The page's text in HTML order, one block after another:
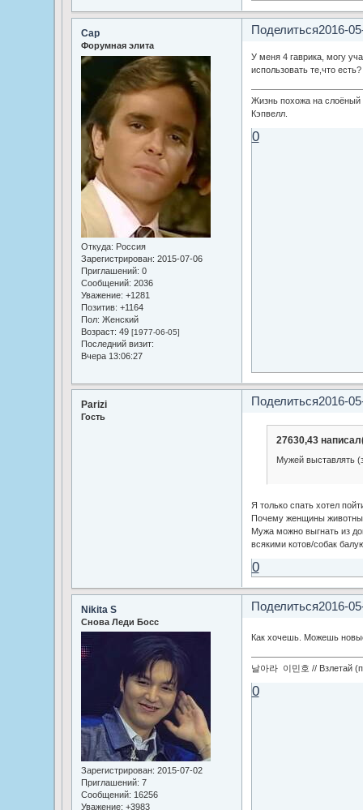
Поделиться2016-
Cap
Форумная элита
Откуда: Россия
Зарегистрирован: 2015-07-06
Приглашений: 0
Сообщений: 2036
Уважение: +1281
Позитив: +1164
Пол: Женский
Возраст: 49 [1977-06-05]
Последний визит:
Вчера 13:06:27
У меня 4 гаврика, могу
использовать те,что есть?
Жизнь похожа на слоёный
Кэпвелл.
0
Поделиться2016-
Parizi
Гость
27630,43
Мужей выставлять
Я только спать хотел
Почему женщины
Мужа можно выгнать из
всякими котов/собак
0
Поделиться2016-
Nikita S
Снова Леди Босс
Зарегистрирован: 2015-07-02
Приглашений: 7
Сообщений: 16256
Уважение: +3983
Как хочешь. Можешь
날아라 이민호 // Взлетай
0